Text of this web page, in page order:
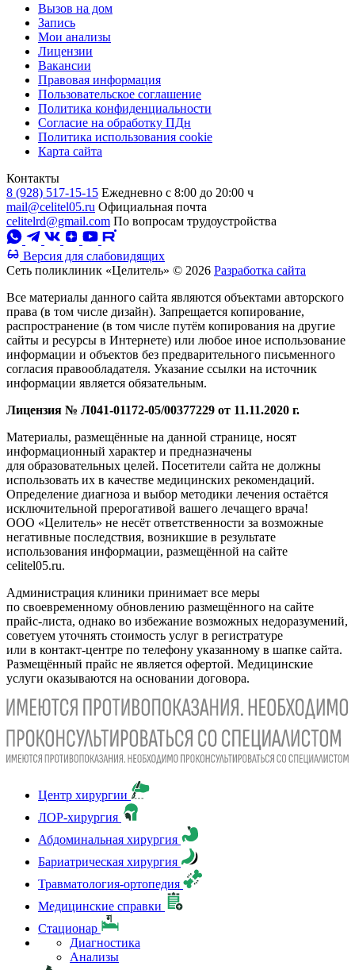
Вызов на дом
Запись
Мои анализы
Лицензии
Вакансии
Правовая информация
Пользовательское соглашение
Политика конфиденциальности
Согласие на обработку ПДн
Политика использования cookie
Карта сайта
Контакты
8 (928) 517-15-15 Ежедневно с 8:00 до 20:00 ч
mail@celitel05.ru Официальная почта
celitelrd@gmail.com По вопросам трудоустройства
Версия для слабовидящих
Сеть поликлиник «Целитель» © 2026 Разработка сайта
Все материалы данного сайта являются объектами авторского
права (в том числе дизайн). Запрещается копирование,
распространение (в том числе путём копирования на другие
сайты и ресурсы в Интернете) или любое иное использование
информации и объектов без предварительного письменного
согласия правообладателя. Указание ссылки на источник
информации является обязательным.
Лицензия № Л041-01172-05/00377229 от 11.11.2020 г.
Материалы, размещённые на данной странице, носят
информационный характер и предназначены
для образовательных целей. Посетители сайта не должны
использовать их в качестве медицинских рекомендаций.
Определение диагноза и выбор методики лечения остаётся
исключительной прерогативой вашего лечащего врача!
ООО «Целитель» не несёт ответственности за возможные
негативные последствия, возникшие в результате
использования информации, размещённой на сайте
celitel05.ru.
Администрация клиники принимает все меры
по своевременному обновлению размещённого на сайте
прайс-листа, однако во избежание возможных недоразумений,
советуем уточнять стоимость услуг в регистратуре
или в контакт-центре по телефону указанному в шапке сайта.
Размещённый прайс не является офертой. Медицинские
услуги оказываются на основании договора.
Центр хирургии
ЛОР-хирургия
Абдоминальная хирургия
Бариатрическая хирургия
Травматология-ортопедия
Медицинские справки
Стационар
Диагностика
Анализы